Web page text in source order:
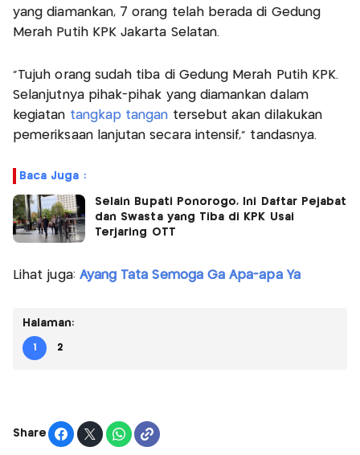
yang diamankan, 7 orang telah berada di Gedung
Merah Putih KPK Jakarta Selatan.
"Tujuh orang sudah tiba di Gedung Merah Putih KPK.
Selanjutnya pihak-pihak yang diamankan dalam
kegiatan tangkap tangan tersebut akan dilakukan
pemeriksaan lanjutan secara intensif," tandasnya.
Baca Juga :
Selain Bupati Ponorogo, Ini Daftar Pejabat
dan Swasta yang Tiba di KPK Usai
Terjaring OTT
Lihat juga: Ayang Tata Semoga Ga Apa-apa Ya
Halaman:
1 2
Share